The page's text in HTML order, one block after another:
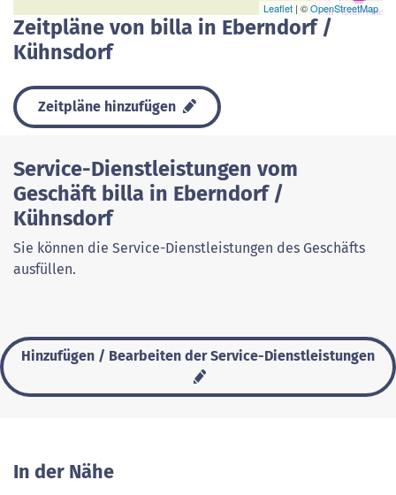
Leaflet | ©OpenStreetMap
Zeitpläne von billa in Eberndorf /
Kühnsdorf
Zeitpläne hinzufügen
Service-Dienstleistungen vom
Geschäft billa in Eberndorf /
Kühnsdorf
Sie können die Service-Dienstleistungen des Geschäfts
ausfüllen.
Hinzufügen / Bearbeiten der Service-Dienstleistungen
In der Nähe